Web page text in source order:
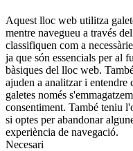
Aquest lloc web utilitza
mentre navegueu a través
classifiquen com a
ja que són essencials per al
bàsiques del lloc web.
ajuden a analitzar i
galetes només
consentiment. També teniu
si optes per abandonar
experiència de navegació.
Necesari